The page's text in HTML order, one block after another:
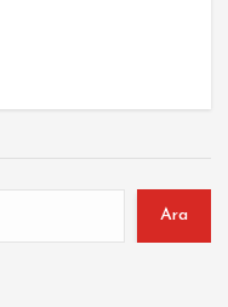
Ara